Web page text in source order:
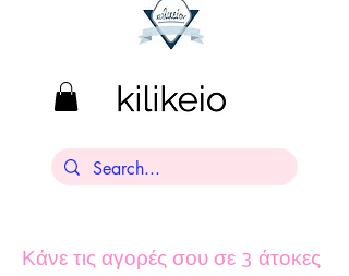
Κάνε τις αγορές σου σε 3 άτοκες